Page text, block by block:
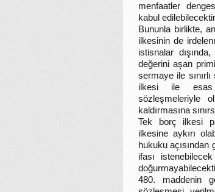
menfaatler
kabul
Bununla birlikte,
ilkesinin de
istisnalar
değerini aşan
sermaye ile
ilkesi ile esas
sözleşmeleriyle
kaldırmasına
Tek borç ilkesi
ilkesine aykırı
hukuku
ifası
480. maddenin